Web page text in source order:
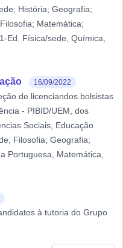
História; Geografia;
Matemática;
Ed. Física/sede, Química,
16/09/2022
de licenciandos bolsistas
- PIBID/UEM, dos
Sociais, Educação
Filosofia; Geografia;
Portuguesa, Matemática,
à tutoria do Grupo